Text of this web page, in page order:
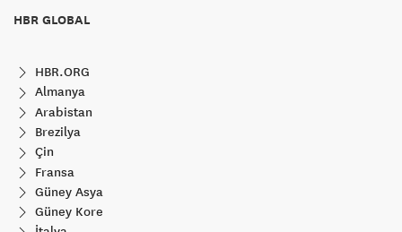
HBR GLOBAL
HBR.ORG
Almanya
Arabistan
Brezilya
Çin
Fransa
Güney Asya
Güney Kore